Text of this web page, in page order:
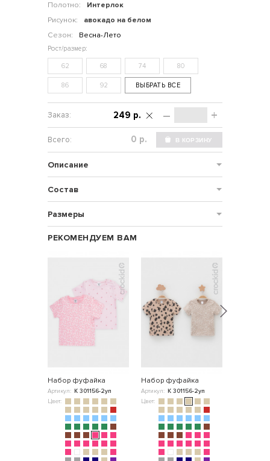
Полотно:
Интерлок
Рисунок:
авокадо на белом
Сезон:
Весна-Лето
62 68 74 80
86 92 ВЫБРАТЬ ВСЕ
– +
249 р.
р.
Описание
Состав
Размеры
РЕКОМЕНДУЕМ ВАМ
Набор фуфайка
Артикул: К 301156-2уп
Цвет:
Набор фуфайка
Артикул: К 301156-2уп
Цвет: